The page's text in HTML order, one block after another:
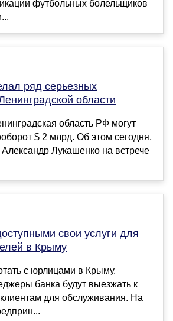
футбольных болельщиков
ряд серьезных
области
область РФ могут
$ 2 млрд. Об этом сегодня,
Лукашенко на встрече
свои услуги для
в Крыму
с юрлицами в Крыму.
банка будут выезжать к
для обслуживания. На